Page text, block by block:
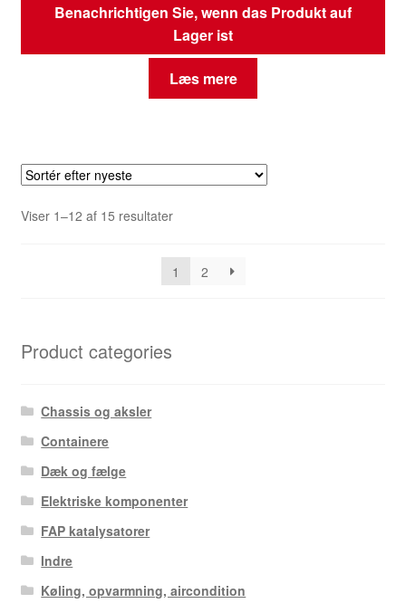
Benachrichtigen Sie, wenn das Produkt auf
Lager ist
Læs mere
Viser 1–12 af 15 resultaterSorteret
seneste
1
2
Product categories
Chassis og aksler
Containere
Dæk og fælge
Elektriske komponenter
FAP katalysatorer
Indre
Køling, opvarmning, aircondition